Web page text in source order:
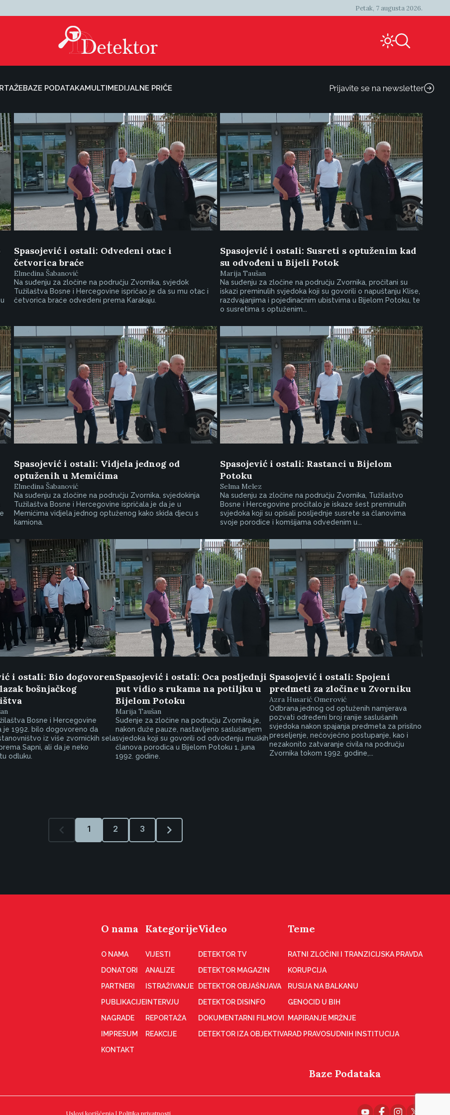
Petak, 7 augusta 2026.
BAZE PODATAKAMULTIMEDIJALNE PRIČE Prijavite se na newsletter
Spasojević i ostali: Odvedeni otac i
četvorica braće
Elmedina Šabanović
Na suđenju za zločine na području Zvornika, svjedok
Tužilaštva Bosne i Hercegovine ispričao je da su mu otac i
četvorica braće odvedeni prema Karakaju.
Spasojević i ostali: Susreti s optuženim kad
su odvođeni u Bijeli Potok
Marija Taušan
Na suđenju za zločine na području Zvornika, pročitani su
iskazi preminulih svjedoka koji su govorili o napuštanju Klise,
razdvajanjima i pojedinačnim ubistvima u Bijelom Potoku, te
o susretima s optuženim...
Spasojević i ostali: Vidjela jednog od
optuženih u Memićima
Elmedina Šabanović
Na suđenju za zločine na području Zvornika, svjedokinja
Tužilaštva Bosne i Hercegovine ispričala je da je u
Memićima vidjela jednog optuženog kako skida djecu s
kamiona.
Spasojević i ostali: Rastanci u Bijelom
Potoku
Selma Melez
Na suđenju za zločine na području Zvornika, Tužilaštvo
Bosne i Hercegovine pročitalo je iskaze šest preminulih
svjedoka koji su opisali posljednje susrete sa članovima
svoje porodice i komšijama odvedenim u...
i ostali: Bio dogovoren
bošnjačkog
Bosne i Hercegovine
je 1992. bilo dogovoreno da
iz više zvorničkih sela
Sapni, ali da je neko
odluku.
Spasojević i ostali: Oca posljednji
put vidio s rukama na potiljku u
Bijelom Potoku
Marija Taušan
Suđenje za zločine na području Zvornika je,
nakon duže pauze, nastavljeno saslušanjem
svjedoka koji su govorili od odvođenju muških
članova porodica u Bijelom Potoku 1. juna
1992. godine.
Spasojević i ostali: Spojeni
predmeti za zločine u Zvorniku
Azra Husarić Omerović
Odbrana jednog od optuženih namjerava
pozvati određeni broj ranije saslušanih
svjedoka nakon spajanja predmeta za prisilno
preseljenje, nečovječno postupanje, kao i
nezakonito zatvaranje civila na području
Zvornika tokom 1992. godine,...
1 2 3
O nama
O NAMA
DONATORI
PARTNERI
PUBLIKACIJE
NAGRADE
IMPRESUM
KONTAKT
Kategorije
VIJESTI
ANALIZE
ISTRAŽIVANJE
INTERVJU
REPORTAŽA
REAKCIJE
Video
DETEKTOR TV
DETEKTOR MAGAZIN
DETEKTOR OBJAŠNJAVA
DETEKTOR DISINFO
DOKUMENTARNI FILMOVI
DETEKTOR IZA OBJEKTIVA
Teme
RATNI ZLOČINI I TRANZICIJSKA PRAVDA
KORUPCIJA
RUSIJA NA BALKANU
GENOCID U BIH
MAPIRANJE MRŽNJE
RAD PRAVOSUDNIH INSTITUCIJA
Baze Podataka
Uslovi korišćenja | Politika privatnosti